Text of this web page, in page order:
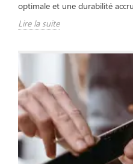
optimale et une durabilité
Lire la suite